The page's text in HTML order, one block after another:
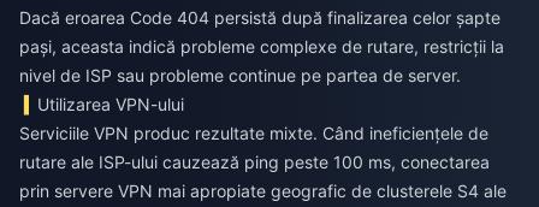
Dacă eroarea Code 404 persistă după finalizarea celor șapte
pași, aceasta indică probleme complexe de rutare, restricții la
nivel de ISP sau probleme continue pe partea de server.
Utilizarea VPN-ului
Serviciile VPN produc rezultate mixte. Când ineficiențele de
rutare ale ISP-ului cauzează ping peste 100 ms, conectarea
prin servere VPN mai apropiate geografic de clusterele S4 ale